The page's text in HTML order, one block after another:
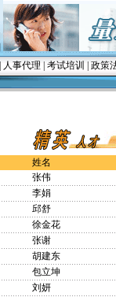
人事代理 考试培训 政策
姓名
张伟
李娟
邱舒
徐金花
张谢
胡建东
包立坤
刘妍